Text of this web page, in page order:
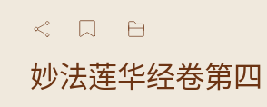
妙法莲华经卷第四